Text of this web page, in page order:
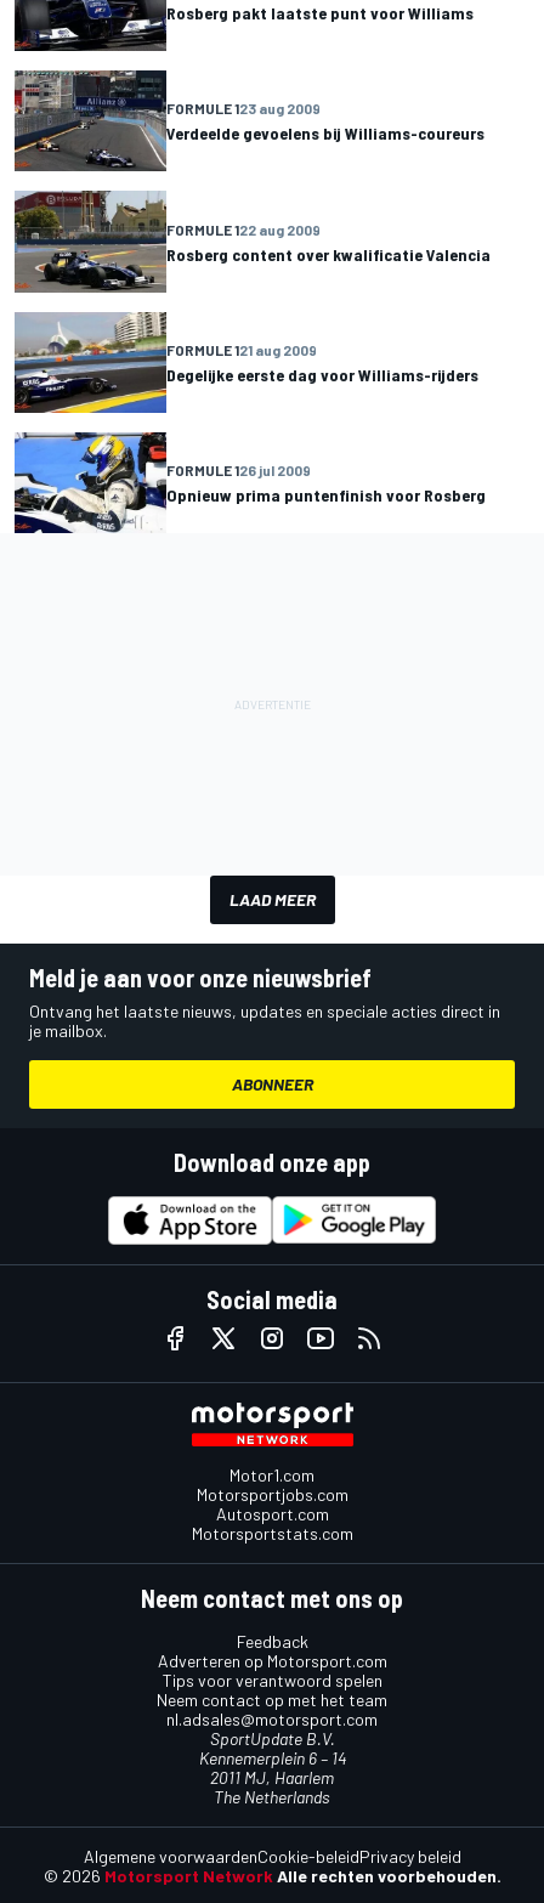
Rosberg pakt laatste punt voor Williams
FORMULE 123 aug 2009
Verdeelde gevoelens bij Williams-coureurs
FORMULE 122 aug 2009
Rosberg content over kwalificatie Valencia
FORMULE 121 aug 2009
Degelijke eerste dag voor Williams-rijders
FORMULE 126 jul 2009
Opnieuw prima puntenfinish voor Rosberg
LAAD MEER
Meld je aan voor onze nieuwsbrief
Ontvang het laatste nieuws, updates en speciale acties direct in
je mailbox.
ABONNEER
Download onze app
Social media
Motor1.com
Motorsportjobs.com
Autosport.com
Motorsportstats.com
Neem contact met ons op
Feedback
Adverteren op Motorsport.com
Tips voor verantwoord spelen
Neem contact op met het team
nl.adsales@motorsport.com
SportUpdate B.V.
Kennemerplein 6 – 14
2011 MJ, Haarlem
The Netherlands
© 2026 Motorsport Network Alle rechten voorbehouden.
Algemene voorwaardenCookie-beleidPrivacy beleid